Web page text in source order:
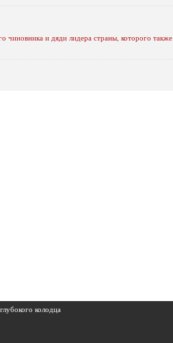
и дяди лидера страны, которого
колодца